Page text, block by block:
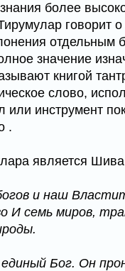
более
говорит
отдельным
значение
книгой
слово,
или инструмент
.
является
и наш
И семь миров,
Бог. Он